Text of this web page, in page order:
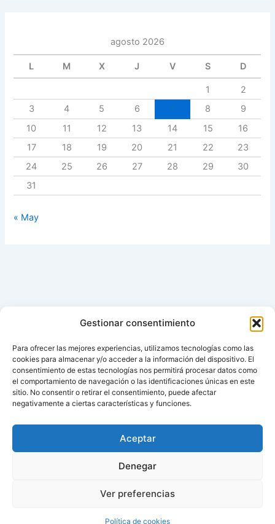
Gestionar consentimiento
Para ofrecer las mejores experiencias, utilizamos tecnologías como las
cookies para almacenar y/o acceder a la información del dispositivo. El
consentimiento de estas tecnologías nos permitirá procesar datos como
el comportamiento de navegación o las identificaciones únicas en este
sitio. No consentir o retirar el consentimiento, puede afectar
negativamente a ciertas características y funciones.
Aceptar
Denegar
Ver preferencias
Política de cookies
agosto 2026
L M X J V S D
1
2
3
4 5 6 8
9
10
11 12 13 14 15
16
17
18 19 20 21 22
23
24
25 26 27 28 29
30
31
« May
Contacto